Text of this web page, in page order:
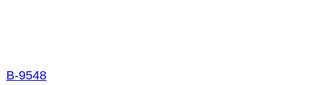
B-9548